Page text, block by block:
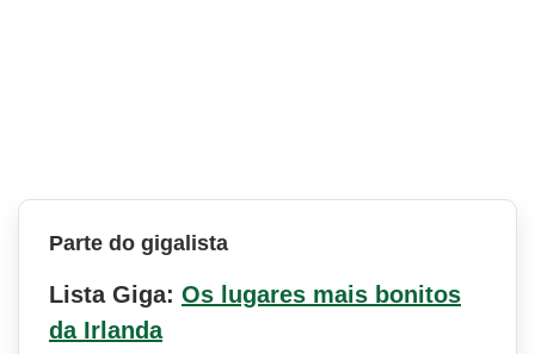
Parte do gigalista
Lista Giga: Os lugares mais bonitos
da Irlanda